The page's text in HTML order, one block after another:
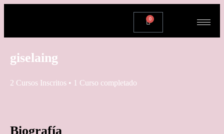
0
giselaing
2 Cursos Inscritos • 1 Curso completado
Biografía